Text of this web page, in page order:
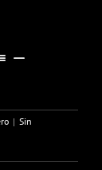
–
| Sin